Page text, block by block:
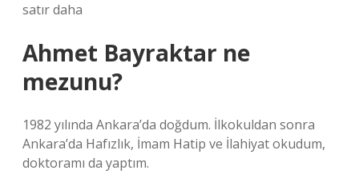
satır daha
Ahmet Bayraktar ne
mezunu?
1982 yılında Ankara’da doğdum. İlkokuldan sonra
Ankara’da Hafızlık, İmam Hatip ve İlahiyat okudum,
doktoramı da yaptım.